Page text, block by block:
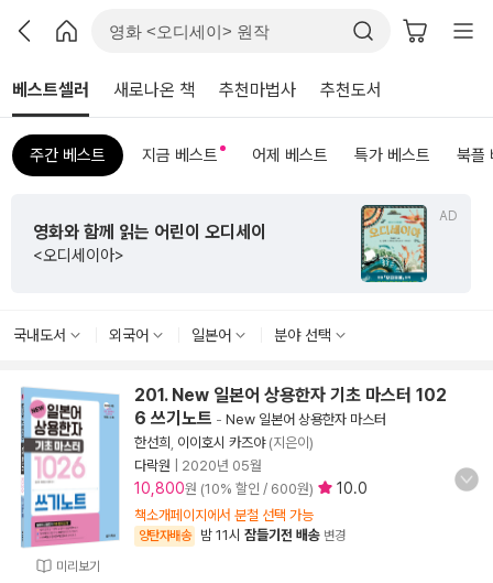
베스트셀러 새로나온 책 추천마법사 추천도서
주간 베스트 지금 베스트 어제 베스트 특가 베스트 북플
AD
영화와 함께 읽는 어린이 오디세이
<오디세이아>
국내도서 외국어 일본어 분야 선택
미리보기
201. New 일본어 상용한자 기초 마스터 102
6 쓰기노트 - New 일본어 상용한자 마스터
한선희
이이호시 카즈야(지은이)
다락원
2020년 05월
10,800원 (10% 할인 / 600원) 10.0
책소개페이지에서 분철 선택 가능
양탄자배송 밤 11시 잠들기전 배송 변경